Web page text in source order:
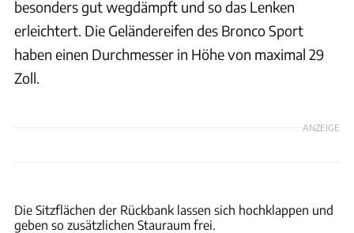
besonders gut wegdämpft und so das Lenken
erleichtert. Die Geländereifen des Bronco Sport
haben einen Durchmesser in Höhe von maximal 29
Zoll.
ANZEIGE
Die Sitzflächen der Rückbank lassen sich hochklappen und
geben so zusätzlichen Stauraum frei.